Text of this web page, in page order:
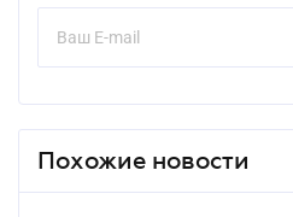
Похожие новости